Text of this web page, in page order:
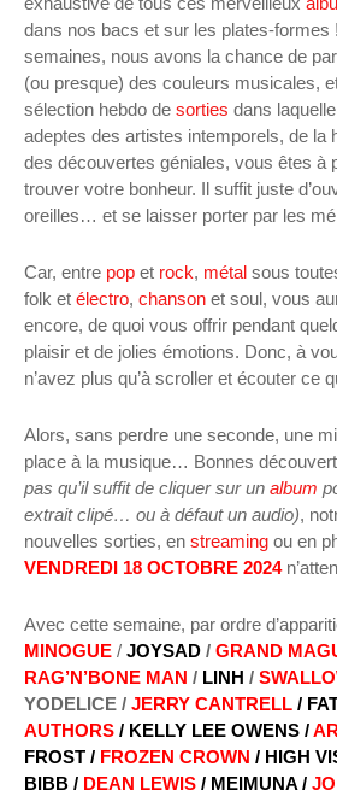
dans nos bacs et sur les plates-
semaines, nous avons la chance de
(ou presque) des couleurs musicales,
sélection hebdo de sorties dans
adeptes des artistes intemporels, de la
des découvertes géniales, vous êtes à
trouver votre bonheur. Il suffit juste
oreilles… et se laisser porter par les
Car, entre pop et rock, métal sous
folk et électro, chanson et soul, vous
encore, de quoi vous offrir pendant
plaisir et de jolies émotions. Donc, à
n’avez plus qu’à scroller et écouter ce
Alors, sans perdre une seconde, une
place à la musique… Bonnes
pas qu’il suffit de cliquer sur un album
extrait clipé… ou à défaut un audio),
nouvelles sorties, en streaming ou en
VENDREDI 18 OCTOBRE 2024
Avec cette semaine, par ordre
MINOGUE / JOYSAD / GRAND
RAG’N’BONE MAN / LINH /
YODELICE / JERRY CANTRELL /
AUTHORS / KELLY LEE OWENS /
FROST / FROZEN CROWN / HIGH
BIBB / DEAN LEWIS / MEIMUNA /